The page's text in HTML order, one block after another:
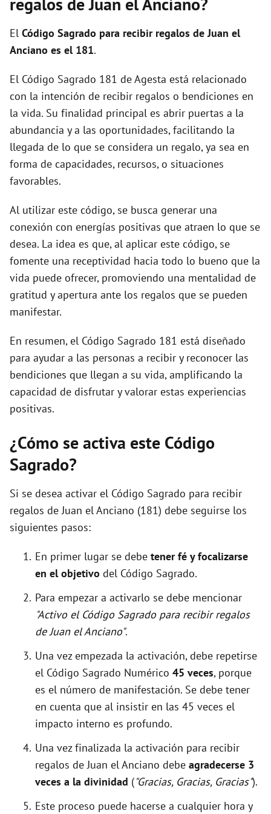
d
o
El Código Sagrado para recibir regalos de Juan el
Anciano es el 181.
El Código Sagrado 181 de Agesta está relacionado
con la intención de recibir regalos o bendiciones en
la vida. Su finalidad principal es abrir puertas a la
abundancia y a las oportunidades, facilitando la
llegada de lo que se considera un regalo, ya sea en
forma de capacidades, recursos, o situaciones
favorables.
Al utilizar este código, se busca generar una
conexión con energías positivas que atraen lo que se
desea. La idea es que, al aplicar este código, se
fomente una receptividad hacia todo lo bueno que la
vida puede ofrecer, promoviendo una mentalidad de
gratitud y apertura ante los regalos que se pueden
manifestar.
En resumen, el Código Sagrado 181 está diseñado
para ayudar a las personas a recibir y reconocer las
bendiciones que llegan a su vida, amplificando la
capacidad de disfrutar y valorar estas experiencias
positivas.
¿Cómo se activa este Código
Sagrado?
Si se desea activar el Código Sagrado para recibir
regalos de Juan el Anciano (181) debe seguirse los
siguientes pasos:
En primer lugar se debe tener fé y focalizarse
en el objetivo del Código Sagrado.
Para empezar a activarlo se debe mencionar
"Activo el Código Sagrado para recibir regalos
de Juan el Anciano".
Una vez empezada la activación, debe repetirse
el Código Sagrado Numérico 45 veces, porque
es el número de manifestación. Se debe tener
en cuenta que al insistir en las 45 veces el
impacto interno es profundo.
Una vez finalizada la activación para recibir
regalos de Juan el Anciano debe agradecerse 3
veces a la divinidad ("Gracias, Gracias, Gracias").
Este proceso puede hacerse a cualquier hora y